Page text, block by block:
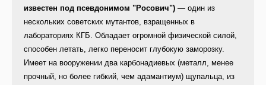
известен под псевдонимом "Росович") — один из
нескольких советских мутантов, взращенных в
лабораториях КГБ. Обладает огромной физической силой,
способен летать, легко переносит глубокую заморозку.
Имеет на вооружении два карбонадиевых (металл, менее
прочный, но более гибкий, чем адамантиум) щупальца, из